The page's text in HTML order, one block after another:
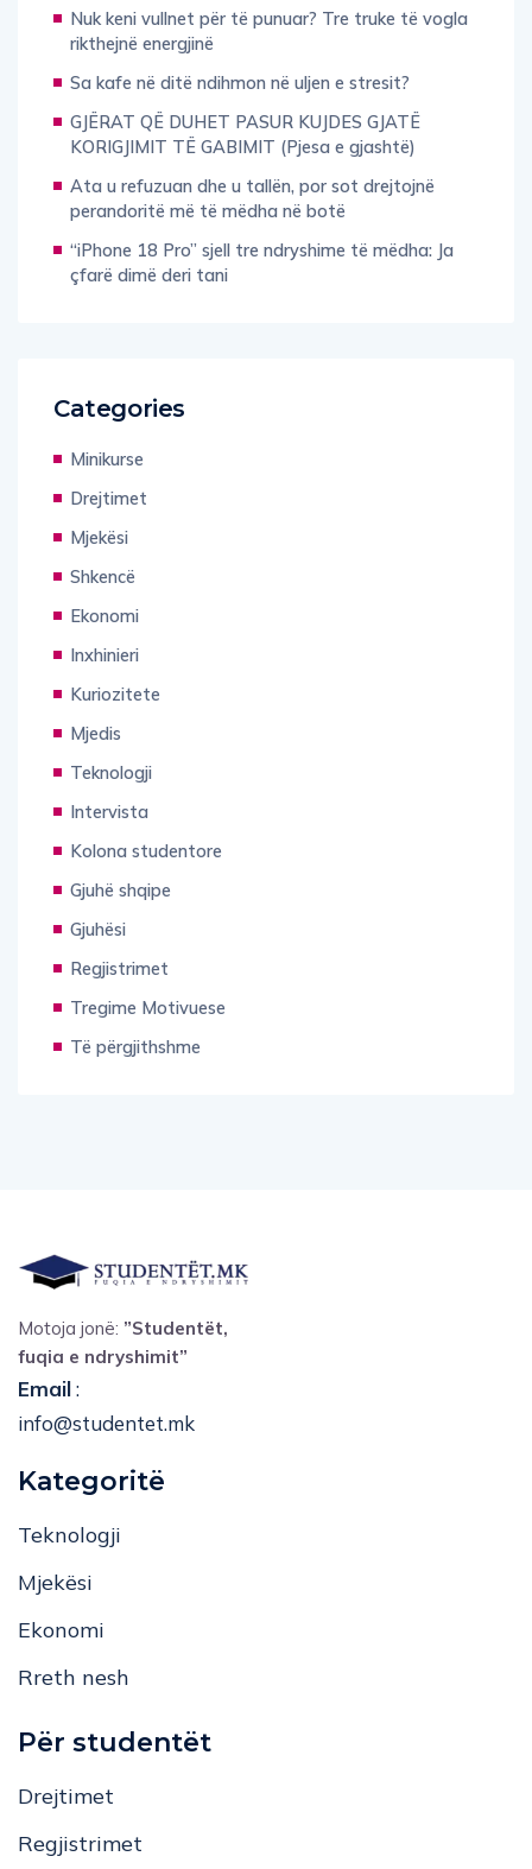
Nuk keni vullnet për të punuar? Tre truke të vogla
rikthejnë energjinë
Sa kafe në ditë ndihmon në uljen e stresit?
GJËRAT QË DUHET PASUR KUJDES GJATË
KORIGJIMIT TË GABIMIT (Pjesa e gjashtë)
Ata u refuzuan dhe u tallën, por sot drejtojnë
perandoritë më të mëdha në botë
“iPhone 18 Pro” sjell tre ndryshime të mëdha: Ja
çfarë dimë deri tani
Categories
Minikurse
Drejtimet
Mjekësi
Shkencë
Ekonomi
Inxhinieri
Kuriozitete
Mjedis
Teknologji
Intervista
Kolona studentore
Gjuhë shqipe
Gjuhësi
Regjistrimet
Tregime Motivuese
Të përgjithshme
Motoja jonë: ”Studentët,
fuqia e ndryshimit”
Email:
info@studentet.mk
Kategoritë
Teknologji
Mjekësi
Ekonomi
Rreth nesh
Për studentët
Drejtimet
Regjistrimet